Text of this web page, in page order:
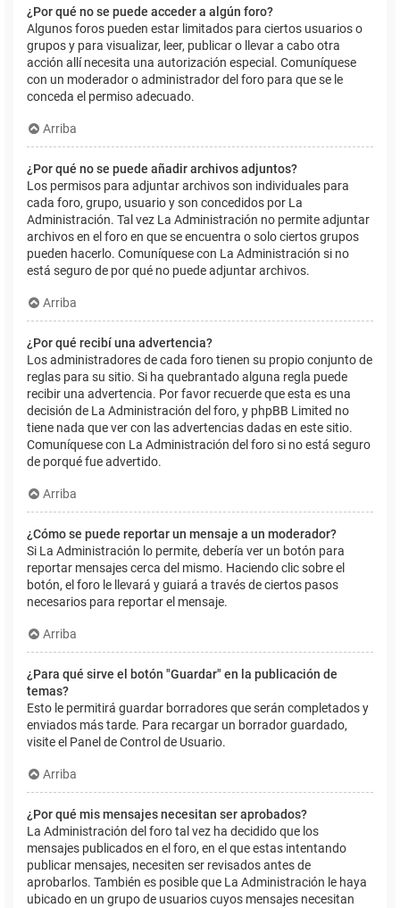
¿Por qué no se puede acceder a algún foro?
Algunos foros pueden estar limitados para ciertos usuarios o
grupos y para visualizar, leer, publicar o llevar a cabo otra
acción allí necesita una autorización especial. Comuníquese
con un moderador o administrador del foro para que se le
conceda el permiso adecuado.
Arriba
¿Por qué no se puede añadir archivos adjuntos?
Los permisos para adjuntar archivos son individuales para
cada foro, grupo, usuario y son concedidos por La
Administración. Tal vez La Administración no permite adjuntar
archivos en el foro en que se encuentra o solo ciertos grupos
pueden hacerlo. Comuníquese con La Administración si no
está seguro de por qué no puede adjuntar archivos.
Arriba
¿Por qué recibí una advertencia?
Los administradores de cada foro tienen su propio conjunto de
reglas para su sitio. Si ha quebrantado alguna regla puede
recibir una advertencia. Por favor recuerde que esta es una
decisión de La Administración del foro, y phpBB Limited no
tiene nada que ver con las advertencias dadas en este sitio.
Comuníquese con La Administración del foro si no está seguro
de porqué fue advertido.
Arriba
¿Cómo se puede reportar un mensaje a un moderador?
Si La Administración lo permite, debería ver un botón para
reportar mensajes cerca del mismo. Haciendo clic sobre el
botón, el foro le llevará y guiará a través de ciertos pasos
necesarios para reportar el mensaje.
Arriba
¿Para qué sirve el botón "Guardar" en la publicación de
temas?
Esto le permitirá guardar borradores que serán completados y
enviados más tarde. Para recargar un borrador guardado,
visite el Panel de Control de Usuario.
Arriba
¿Por qué mis mensajes necesitan ser aprobados?
La Administración del foro tal vez ha decidido que los
mensajes publicados en el foro, en el que estas intentando
publicar mensajes, necesiten ser revisados antes de
aprobarlos. También es posible que La Administración le haya
ubicado en un grupo de usuarios cuyos mensajes necesitan